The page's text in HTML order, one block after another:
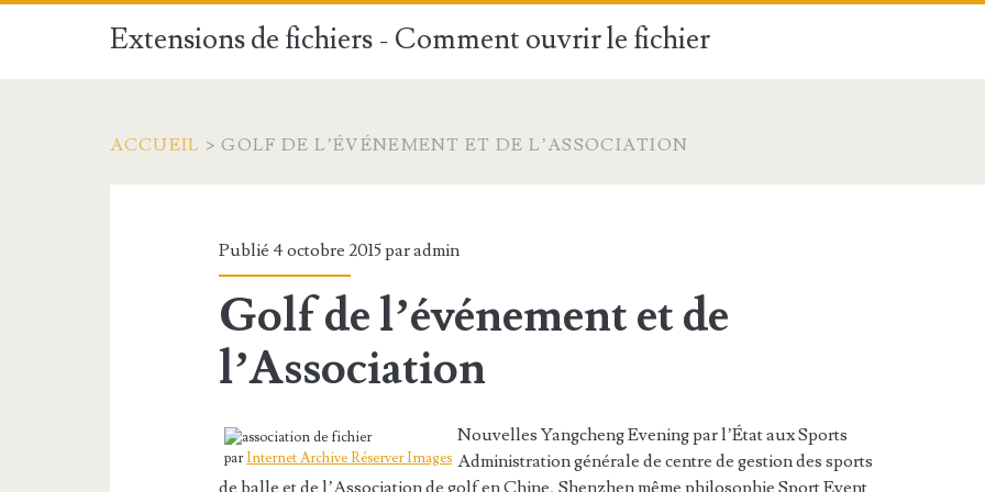
Extensions de fichiers - Comment ouvrir le fichier
ACCUEIL > GOLF DE L’ÉVÉNEMENT ET DE L’ASSOCIATION
Publié 4 octobre 2015 paradmin
Golf de l’événement et de
l’Association
parInternet Archive Réserver Images
Nouvelles Yangcheng Evening par l’État aux Sports
Administration générale de centre de gestion des sports
de balle et de l’Association de golf en Chine, Shenzhen même philosophie Sport Event